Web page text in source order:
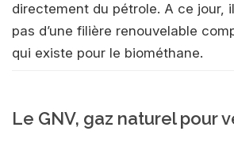
directement du pétrole. A ce jour,
pas d’une filière renouvelable
qui existe pour le biométhane.
Le GNV, gaz naturel pour